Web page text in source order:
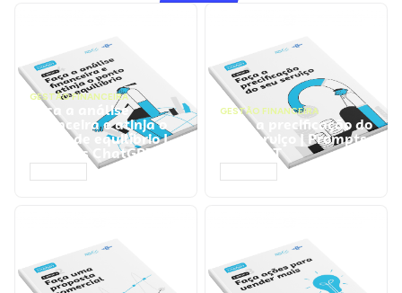
GESTÃO FINANCEIRA
Faça a análise
financeira e atinja o
ponto de equilíbrio |
Prompts ChatGPT
GESTÃO FINANCEIRA
Faça a precificação do
seu serviço | Prompts
ChatGPT